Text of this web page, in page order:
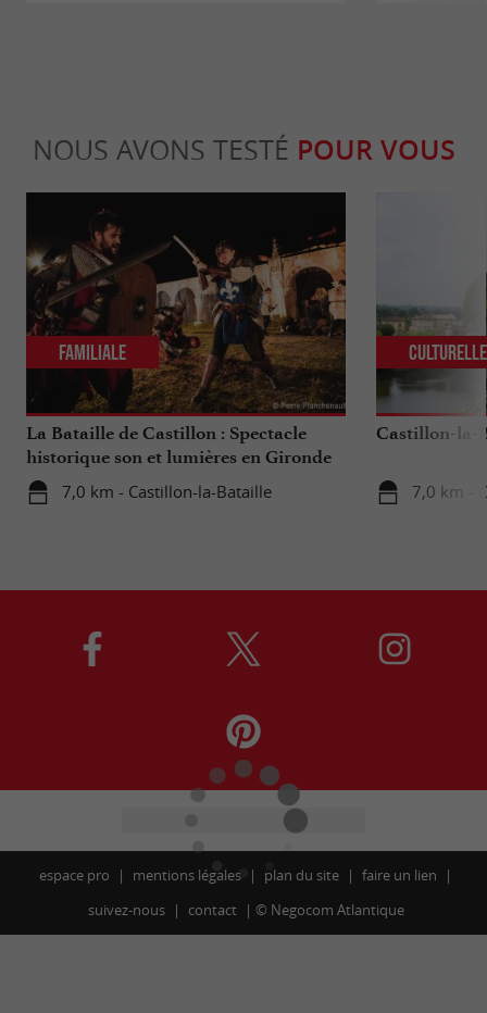
NOUS AVONS TESTÉ POUR VOUS
La Bataille de Castillon : Spectacle
historique son et lumières en Gironde
7,0 km - Castillon-la-Bataille
Familiale
Castillon-la-
7,0 km -
Culturelle
espace pro mentions légales plan du site
faire un lien
suivez-nous
contact © Negocom Atlantique